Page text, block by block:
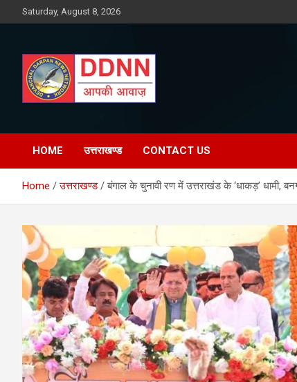
to
Saturday, August 8, 2026
HOME उत्तराखण्ड CONTACT US
Home उत्तराखण्ड बंगाल के चुनावी रण में उत्तराखंड के ‘धाकड़’ धामी,